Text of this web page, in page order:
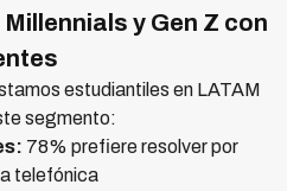
y Gen Z con
estudiantiles en LATAM
segmento:
78% prefiere resolver por
telefónica